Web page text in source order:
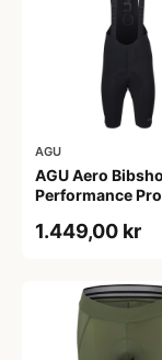
AGU
AGU Aero
Performance
1.449,00 kr